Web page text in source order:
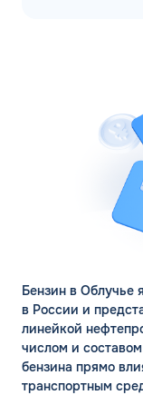
Бензин в Облучье
в России и
линейкой
числом и
бензина прямо
транспортным